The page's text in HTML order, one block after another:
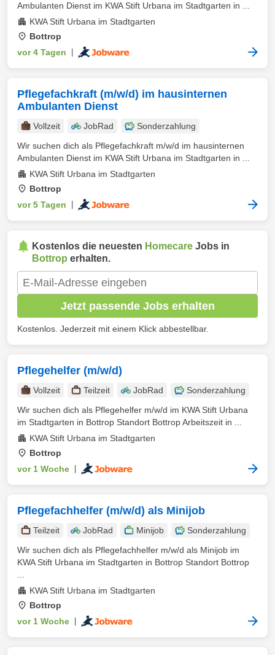
Ambulanten Dienst im KWA Stift Urbana im Stadtgarten in ...
KWA Stift Urbana im Stadtgarten
Bottrop
vor 4 Tagen
Pflegefachkraft (m/w/d) im hausinternen
Ambulanten Dienst
Vollzeit JobRad
Sonderzahlung
Wir suchen dich als Pflegefachkraft m/w/d im hausinternen
Ambulanten Dienst im KWA Stift Urbana im Stadtgarten in ...
KWA Stift Urbana im Stadtgarten
Bottrop
vor 5 Tagen
Kostenlos die neuesten Homecare Jobs in
Bottrop erhalten.
Jetzt passende Jobs erhalten
Kostenlos. Jederzeit mit einem Klick abbestellbar.
Pflegehelfer (m/w/d)
Vollzeit Teilzeit JobRad
Sonderzahlung
Wir suchen dich als Pflegehelfer m/w/d im KWA Stift Urbana
im Stadtgarten in Bottrop Standort Bottrop Arbeitszeit in ...
KWA Stift Urbana im Stadtgarten
Bottrop
vor 1 Woche
Pflegefachhelfer (m/w/d) als Minijob
Teilzeit JobRad Minijob
Sonderzahlung
Wir suchen dich als Pflegefachhelfer m/w/d als Minijob im
KWA Stift Urbana im Stadtgarten in Bottrop Standort Bottrop
KWA Stift Urbana im Stadtgarten
Bottrop
vor 1 Woche